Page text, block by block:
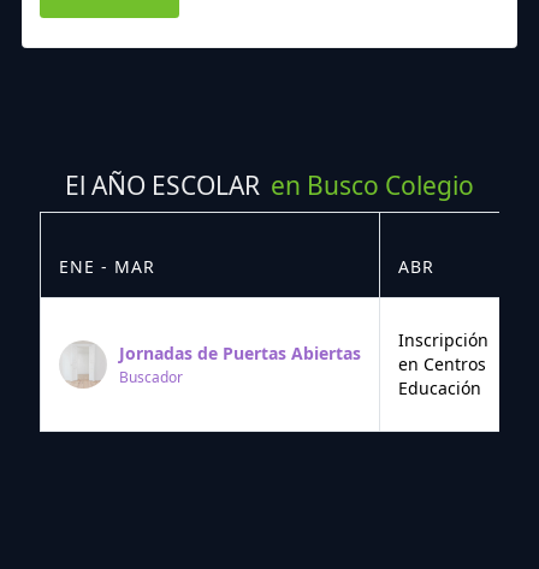
El AÑO ESCOLAR en Busco Colegio
ENE - MAR ABR
Jornadas de Puertas Abiertas
Buscador
Inscripción
en Centros
Educación